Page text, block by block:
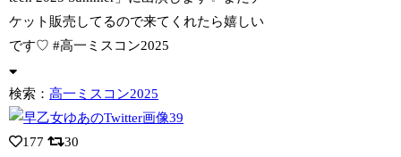
ケット販売してるので来てくれたら嬉しい
です♡ #高一ミスコン2025
検索：高一ミスコン2025
177
30